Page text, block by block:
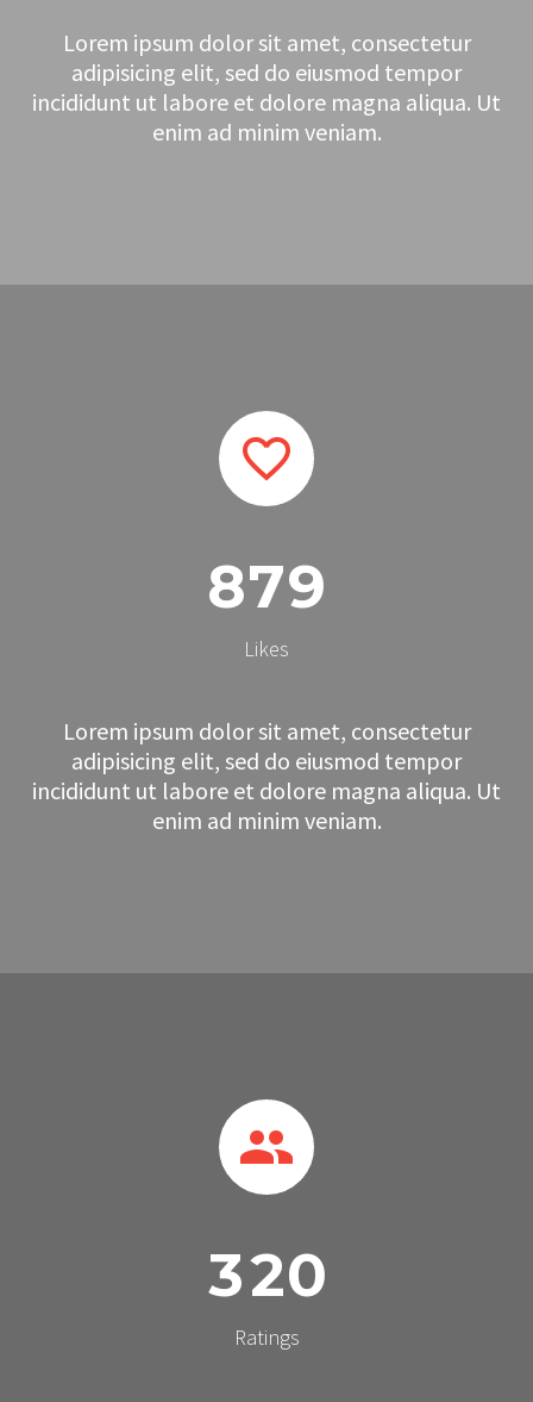
Lorem ipsum dolor sit amet, consectetur
adipisicing elit, sed do eiusmod tempor
incididunt ut labore et dolore magna aliqua. Ut
enim ad minim veniam.


879
Likes
Lorem ipsum dolor sit amet, consectetur
adipisicing elit, sed do eiusmod tempor
incididunt ut labore et dolore magna aliqua. Ut
enim ad minim veniam.


320
Ratings